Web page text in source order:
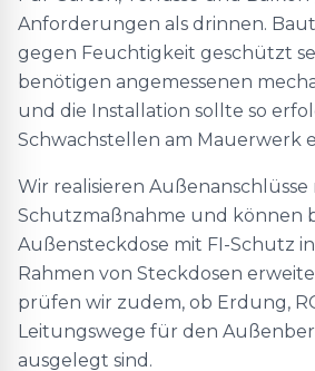
Anforderungen als drinnen.
gegen Feuchtigkeit geschützt
benötigen angemessenen
und die Installation sollte so
Schwachstellen am Mauerwerk
Wir realisieren Außenanschlüsse
Schutzmaßnahme und können
Außensteckdose mit FI-Schutz
Rahmen von Steckdosen
prüfen wir zudem, ob Erdung,
Leitungswege für den
ausgelegt sind.